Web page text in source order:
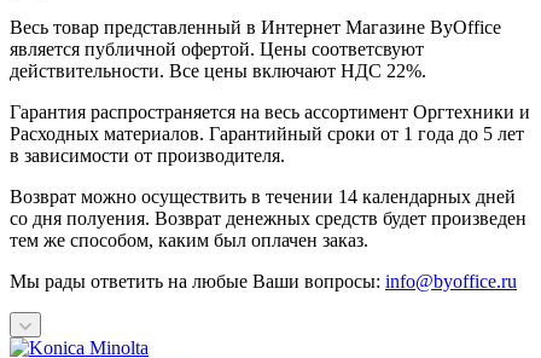
Весь товар представленный в Интернет Магазине ByOffice
является публичной офертой. Цены соответсвуют
действительности. Все цены включают НДС 22%.
Гарантия распространяется на весь ассортимент Оргтехники и
Расходных материалов. Гарантийный сроки от 1 года до 5 лет
в зависимости от производителя.
Возврат можно осуществить в течении 14 календарных дней
со дня полуения. Возврат денежных средств будет произведен
тем же способом, каким был оплачен заказ.
Мы рады ответить на любые Ваши вопросы: info@byoffice.ru